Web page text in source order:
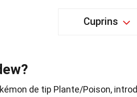
Cuprins
de tip Plante/Poison,